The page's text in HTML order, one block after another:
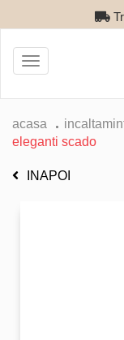
Toggle
navigation
acasa
eleganti scado
INAPOI